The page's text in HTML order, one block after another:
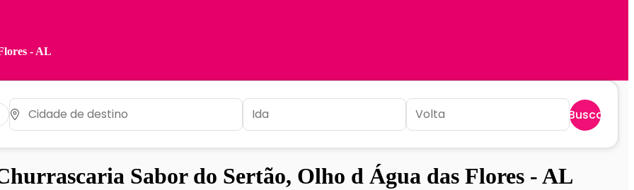
- AL
Buscar
Sabor do Sertão, Olho d Água das Flores - AL